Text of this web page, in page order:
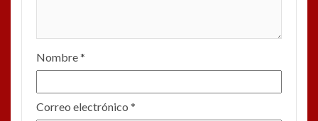
Nombre*
Correo electrónico *